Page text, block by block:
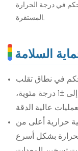
في درجة الحرارة
المستقرة.
السلامة
في نطاق تقلب
درجة الحرارة عادةً ضمن ±0.5 درجة مئوية إلى ±1 درجة مئوية،
حرارية أعلى من
بشكل أسرع